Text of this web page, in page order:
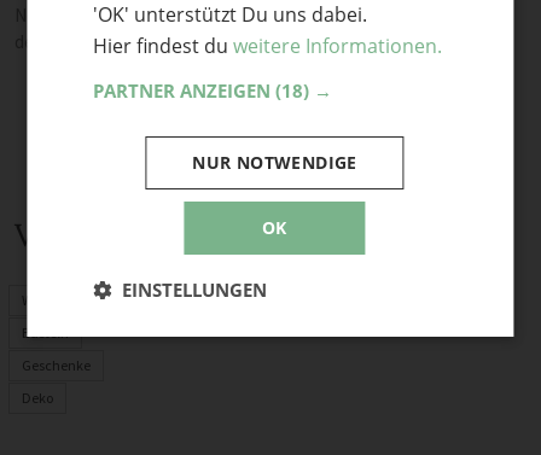
Noch keine Kommentare — sei die Erste oder der Erste und teile
deine Meinung.
Verwandte Themen
Weihnachtsdeko
Basteln
Geschenke
Deko
'OK' unterstützt Du uns dabei.
Hier findest du weitere Informationen.
PARTNER ANZEIGEN (18) →
OK
NUR NOTWENDIGE
EINSTELLUNGEN